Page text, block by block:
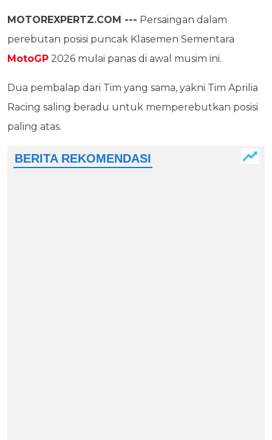
MOTOREXPERTZ.COM --- Persaingan dalam
perebutan posisi puncak Klasemen Sementara
MotoGP 2026 mulai panas di awal musim ini.
Dua pembalap dari Tim yang sama, yakni Tim Aprilia
Racing saling beradu untuk memperebutkan posisi
paling atas.